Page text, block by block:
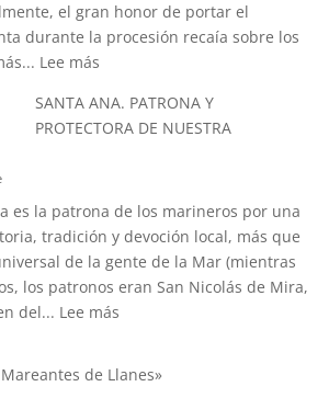
el gran honor de portar el
durante la procesión recaía sobre los
Lee más:
LA
ANÉCDOTA
DE
SANTA
ANA?
SANTA ANA. PATRONA Y
PROTECTORA DE NUESTRA
es la patrona de los marineros por una
tradición y devoción local, más que
de la gente de la Mar (mientras
los patronos eran San Nicolás de Mira,
del... Lee más:
PATRONA
de Llanes»